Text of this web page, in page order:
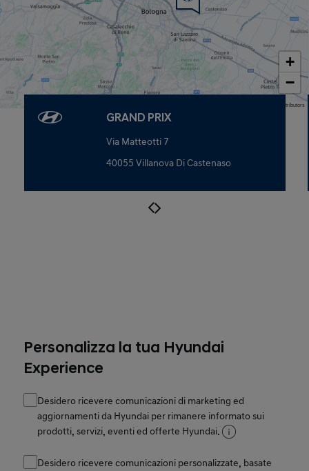
+
−
Map data © OpenStreetMap contributors
GRAND PRIX
Via Matteotti 7
40055 Villanova Di Castenaso
Personalizza la tua Hyundai
Experience
Desidero ricevere comunicazioni di marketing ed
aggiornamenti da Hyundai per rimanere informato sui
prodotti, servizi, eventi ed offerte Hyundai.
Desidero ricevere comunicazioni personalizzate, basate